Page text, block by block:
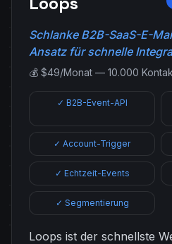
Schlanke B2B-SaaS-E-
Ansatz für schnelle
💰 $49/Monat — 10.000
✓ B2B-Event-API
✓ Account-Trigger
✓ Echtzeit-Events
✓ Segmentierung
Loops ist der schnellste